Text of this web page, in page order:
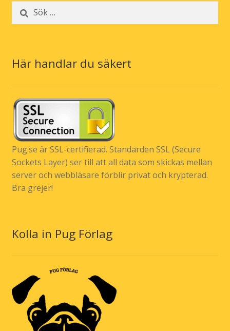
Sök
efter:
Här handlar du säkert
Pug.se är SSL-certifierad. Standarden SSL (Secure
Sockets Layer) ser till att all data som skickas mellan
server och webbläsare förblir privat och krypterad.
Bra grejer!
Kolla in Pug Förlag